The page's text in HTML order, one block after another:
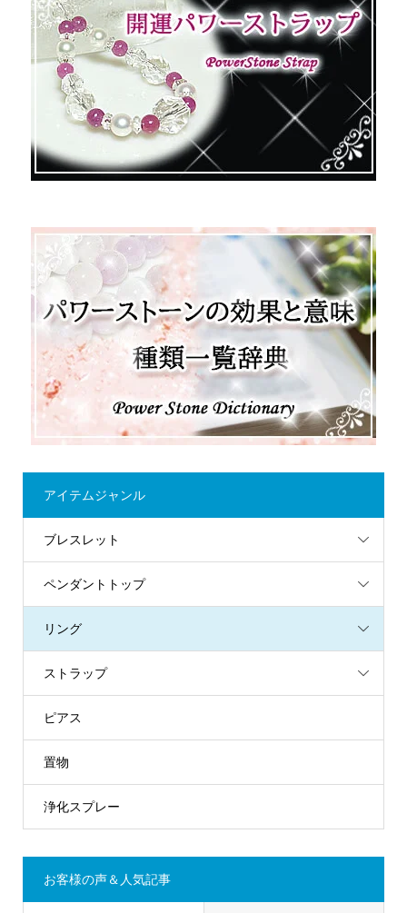
アイテムジャンル
ブレスレット
ペンダントトップ
リング
ストラップ
ピアス
置物
浄化スプレー
お客様の声＆人気記事